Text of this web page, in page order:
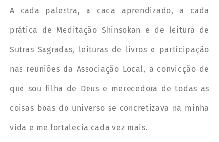
A cada palestra, a cada aprendizado, a cada
prática de Meditação Shinsokan e de leitura de
Sutras Sagradas, leituras de livros e participação
nas reuniões da Associação Local, a convicção de
que sou filha de Deus e merecedora de todas as
coisas boas do universo se concretizava na minha
vida e me fortalecia cada vez mais.